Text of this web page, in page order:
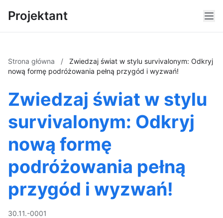
Projektant
Strona główna /
Zwiedzaj świat w stylu survivalonym: Odkryj
nową formę podróżowania pełną przygód i wyzwań!
Zwiedzaj świat w stylu
survivalonym: Odkryj
nową formę
podróżowania pełną
przygód i wyzwań!
30.11.-0001